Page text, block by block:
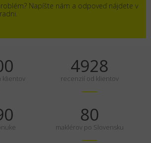
Napíšte nám a odpoveď nájdete v
klientov
6160
recenzií od klientov
100
maklérov po Slovensku